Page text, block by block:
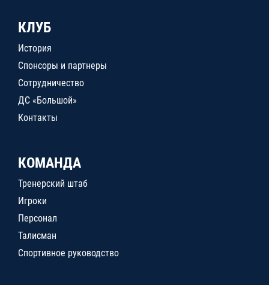
КЛУБ
История
Спонсоры и партнеры
Сотрудничество
ДС «Большой»
Контакты
КОМАНДА
Тренерский штаб
Игроки
Персонал
Талисман
Спортивное руководство